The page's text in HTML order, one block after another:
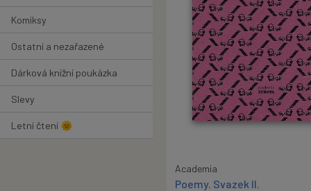
Komiksy
Ostatní a nezařazené
Dárková knižní poukázka
Slevy
Letní čtení 🌞
Academia
Poemy. Svazek II.